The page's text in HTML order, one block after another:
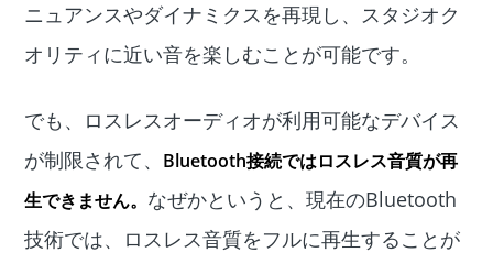
ニュアンスやダイナミクスを再現し、スタジオク
オリティに近い音を楽しむことが可能です。
でも、ロスレスオーディオが利用可能なデバイス
が制限されて、 Bluetooth接続ではロスレス音質が再
生できません。 なぜかというと、現在のBluetooth
技術では、ロスレス音質をフルに再生することが